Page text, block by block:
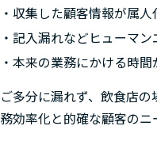
・収集した顧客情報が属
・記入漏れなどヒューマ
・本来の業務にかける時間
ご多分に漏れず、飲食店
務効率化と的確な顧客のニ